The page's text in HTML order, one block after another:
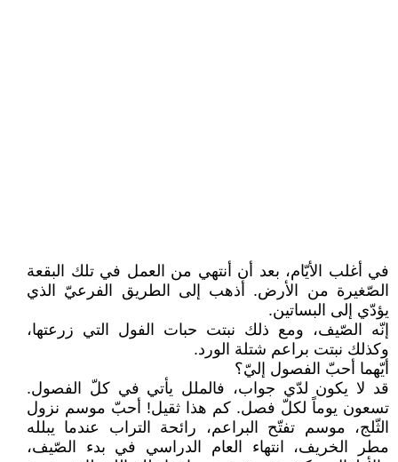
في أغلب الأيّام، بعد أن أنتهي من العمل في تلك البقعة
الصّغيرة من الأرض. أذهب إلى الطريق الفرعيّ الذي
يؤدّي إلى البساتين.
إنّه الصّيف، ومع ذلك نبتت حبات الفول التي زرعتها،
وكذلك نبتت براعم شتلة الورد.
أيّهما أحبّ الفصول إليّ؟
قد لا يكون لدّي جواب، فالملل يأتي في كلّ الفصول.
تسعون يوماً لكلّ فصل. كم هذا ثقيل! أحبّ موسم نزول
الثّلج، موسم تفتّح البراعم، رائحة التراب عندما يبلله
مطر الخريف، انتهاء العام الدراسي في بدء الصّيف،